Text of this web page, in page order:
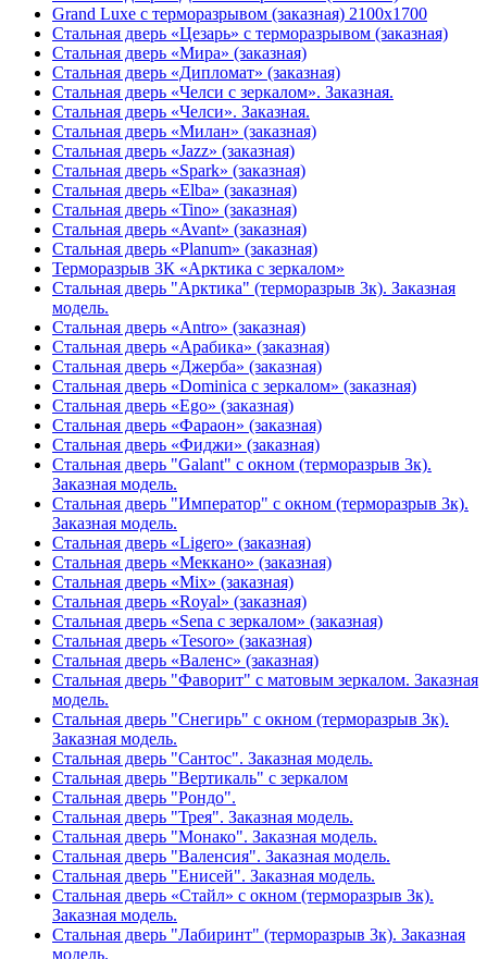
Grand Luxe с терморазрывом (заказная) 2100х1700
Стальная дверь «Цезарь» с терморазрывом (заказная)
Стальная дверь «Мира» (заказная)
Стальная дверь «Дипломат» (заказная)
Стальная дверь «Челси с зеркалом». Заказная.
Стальная дверь «Челси». Заказная.
Стальная дверь «Милан» (заказная)
Стальная дверь «Jazz» (заказная)
Стальная дверь «Spark» (заказная)
Стальная дверь «Elba» (заказная)
Стальная дверь «Tino» (заказная)
Стальная дверь «Avant» (заказная)
Стальная дверь «Planum» (заказная)
Терморазрыв 3К «Арктика с зеркалом»
Стальная дверь "Арктика" (терморазрыв 3к). Заказная
модель.
Стальная дверь «Antro» (заказная)
Стальная дверь «Арабика» (заказная)
Стальная дверь «Джерба» (заказная)
Стальная дверь «Dominica с зеркалом» (заказная)
Стальная дверь «Ego» (заказная)
Стальная дверь «Фараон» (заказная)
Стальная дверь «Фиджи» (заказная)
Стальная дверь "Galant" с окном (терморазрыв 3к).
Заказная модель.
Стальная дверь "Император" с окном (терморазрыв 3к).
Заказная модель.
Стальная дверь «Ligero» (заказная)
Стальная дверь «Меккано» (заказная)
Стальная дверь «Mix» (заказная)
Стальная дверь «Royal» (заказная)
Стальная дверь «Sena с зеркалом» (заказная)
Стальная дверь «Tesoro» (заказная)
Стальная дверь «Валенс» (заказная)
Стальная дверь "Фаворит" с матовым зеркалом. Заказная
модель.
Стальная дверь "Снегирь" с окном (терморазрыв 3к).
Заказная модель.
Стальная дверь "Сантос". Заказная модель.
Стальная дверь "Вертикаль" с зеркалом
Стальная дверь "Рондо".
Стальная дверь "Трея". Заказная модель.
Стальная дверь "Монако". Заказная модель.
Стальная дверь "Валенсия". Заказная модель.
Стальная дверь "Енисей". Заказная модель.
Стальная дверь «Стайл» с окном (терморазрыв 3к).
Заказная модель.
Стальная дверь "Лабиринт" (терморазрыв 3к). Заказная
модель.